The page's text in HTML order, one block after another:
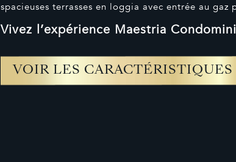
spacieuses terrasses en loggia avec entrée au gaz
Vivez l’expérience Maestria
VOIR LES CARACTÉRISTIQUES